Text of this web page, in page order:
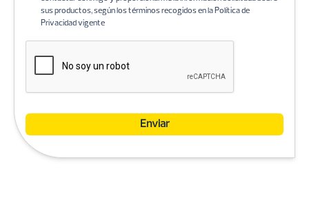
sus productos, según los términos recogidos en la Política de
Privacidad vigente